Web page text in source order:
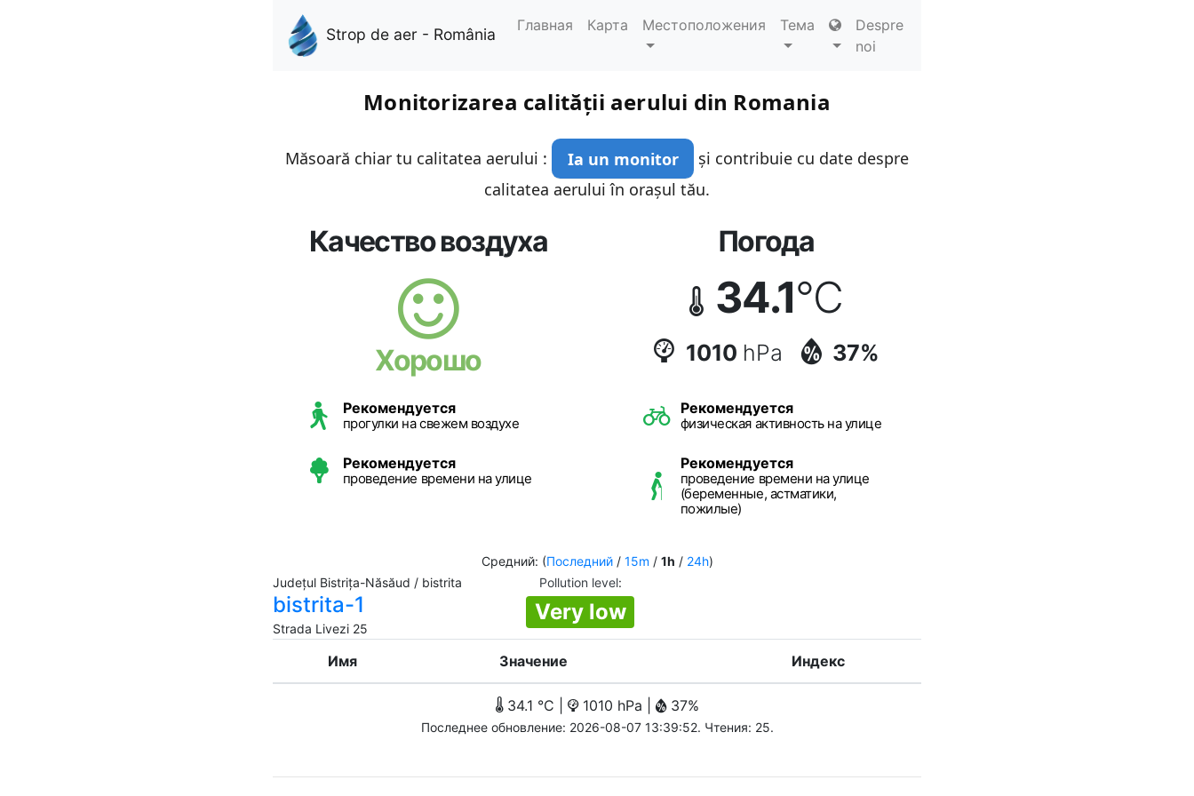
Strop de aer - România Главная Карта Местоположения Тема
Despre
noi
Monitorizarea calității aerului din Romania
Măsoară chiar tu calitatea aerului : Ia un monitor
și contribuie cu date despre
calitatea aerului în orașul tău.
Качество воздуха
Хорошо
Погода
34.1°C
1010 hPa 37%
Рекомендуется
прогулки на свежем воздухе
Рекомендуется
физическая активность на улице
Рекомендуется
проведение времени на улице
Рекомендуется
проведение времени на улице
(беременные, астматики,
пожилые)
Средний: (Последний/ 15m / 1h / 24h)
Județul Bistrița-Năsăud / bistrita
bistrita-1
Strada Livezi 25
Pollution level:
Very low
Имя Значение Индекс
34.1 °C | 1010 hPa | 37%
Последнее обновление: 2026-08-07 13:39:52. Чтения: 25.